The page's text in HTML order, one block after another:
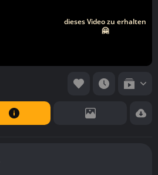
dieses Video zu erhalten
🤗